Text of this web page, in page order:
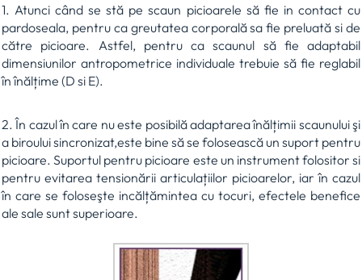
1. Atunci când se stă pe scaun picioarele să fie in contact cu
pardoseala, pentru ca greutatea corporală sa fie preluată si de
către picioare. Astfel, pentru ca scaunul să fie adaptabil
dimensiunilor antropometrice individuale trebuie să fie reglabil
în înălțime (D si E).
2. În cazul în care nu este posibilă adaptarea înălțimii scaunului şi
a biroului sincronizat,este bine să se folosească un suport pentru
picioare. Suportul pentru picioare este un instrument folositor si
pentru evitarea tensionării articulațiilor picioarelor, iar în cazul
în care se foloseşte incălțămintea cu tocuri, efectele benefice
ale sale sunt superioare.